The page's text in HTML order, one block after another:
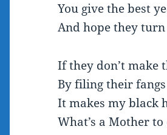
You give the best
And hope they
If they don’t make
By filing their
It makes my black
What’s a Mother to